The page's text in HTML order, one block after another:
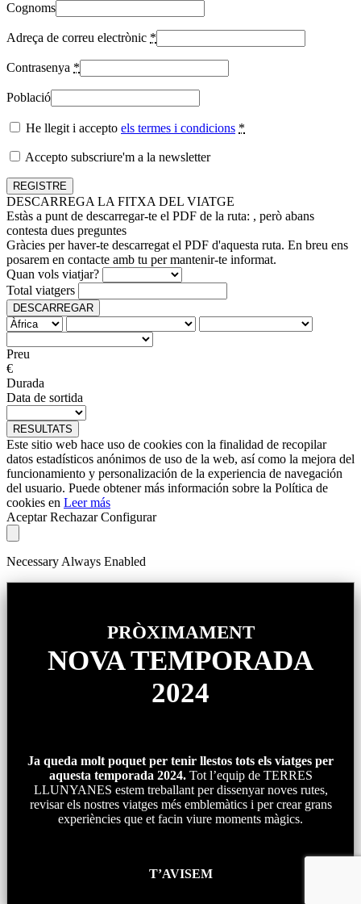
Cognoms
Adreça de correu electrònic *
Contrasenya *
Població
He llegit i accepto els termes i condicions *
Accepto subscriure'm a la newsletter
DESCARREGA LA FITXA DEL VIATGE
Estàs a punt de descarregar-te el PDF de la ruta: , però abans
contesta dues preguntes
Gràcies per haver-te descarregat el PDF d'aquesta ruta. En breu ens
posarem en contacte amb tu per mantenir-te informat.
Quan vols viatjar?
Total viatgers
DESCARREGAR
Preu
€
Durada
Data de sortida
RESULTATS
Este sitio web hace uso de cookies con la finalidad de recopilar
datos estadísticos anónimos de uso de la web, así como la mejora del
funcionamiento y personalización de la experiencia de navegación
del usuario. Puede obtener más información sobre la Política de
cookies en Leer más
Aceptar Rechazar Configurar
Necessary Always Enabled
PRÒXIMAMENT
NOVA TEMPORADA
2024
Ja queda molt poquet per tenir llestos tots els viatges per
aquesta temporada 2024. Tot l’equip de TERRES
LLUNYANES estem treballant per dissenyar noves rutes,
revisar els nostres viatges més emblemàtics i per crear grans
experiències que et facin viure moments màgics.
T’AVISEM